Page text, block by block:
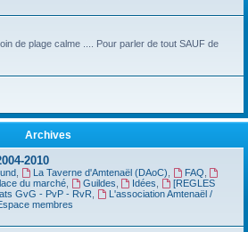
de plage calme .... Pour parler de tout SAUF de
Archives
2010
, La Taverne d'Amtenaël (DAoC) FAQ
du marché, Guildes Idées
[REGLES
GvG - PvP - RvR
L'association Amtenaël /
membres